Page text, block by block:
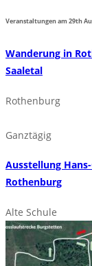
Veranstaltungen am29th
Wanderung in
Saaletal
Rothenburg
Ganztägig
Ausstellung
Rothenburg
Alte Schule